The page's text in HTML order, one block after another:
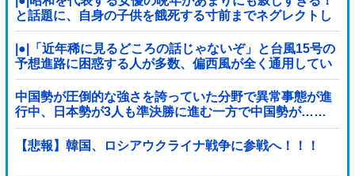
と話題に、自身の子供を餓死する寸前までネグレクトし
た挙句……
|●|「近年稀に見るどころの話じゃないぞ」と台風15号の
予想進路に困惑する人が多数、偏西風が全く通用してい
ないんだけど……
中国勢が圧倒的な強さを誇っていた分野で異常事態が進
行中、日本勢が3人も準決勝に進む一方で中国勢が……
【悲報】韓国、ロシアウクライナ戦争に参戦へ！！！